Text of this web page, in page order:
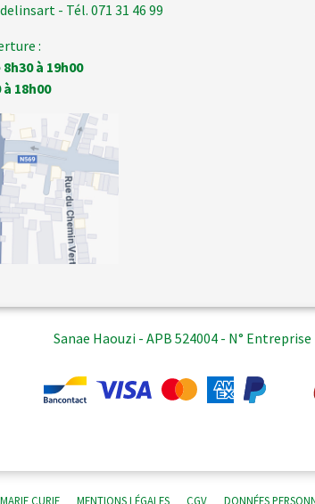
- Tél. 071 31 46 99
:
à 19h00
18h00
Sanae Haouzi - APB 524004 - N° Entreprise
CURIE MENTIONS LÉGALES CGV DONNÉES